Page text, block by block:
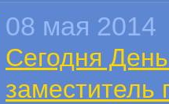
08 мая 2014
Сегодня
заместитель